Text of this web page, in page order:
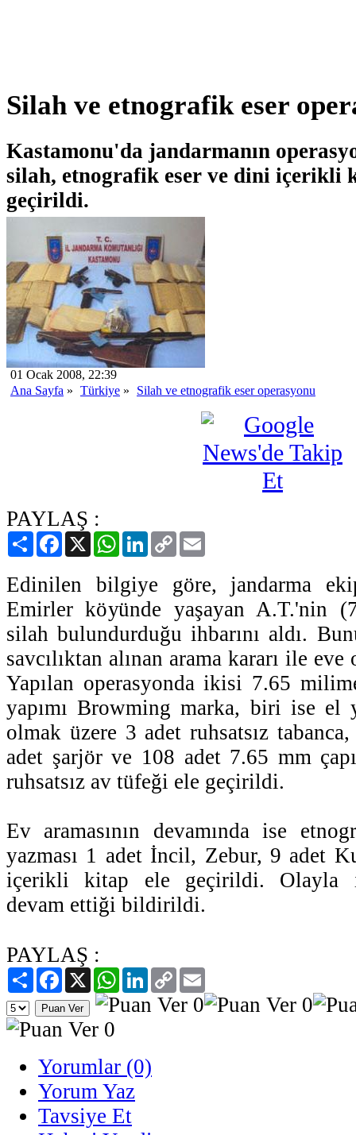
Silah ve etnografik eser
Kastamonu'da jandarmanın
silah, etnografik eser ve dini içerikli
geçirildi.
01 Ocak 2008, 22:39
Ana Sayfa » Türkiye » Silah ve etnografik eser operasyonu
PAYLAŞ :
PaylaşFacebook
X WhatsAppLinkedIn
Copy
Link
Edinilen bilgiye göre, jandarma
Emirler köyünde yaşayan A.T.'nin
silah bulundurduğu ihbarını aldı.
savcılıktan alınan arama kararı ile
Yapılan operasyonda ikisi 7.65
yapımı Browming marka, biri ise el
olmak üzere 3 adet ruhsatsız
adet şarjör ve 108 adet 7.65 mm
ruhsatsız av tüfeği ele geçirildi.
Ev aramasının devamında ise
yazması 1 adet İncil, Zebur, 9 adet
içerikli kitap ele geçirildi. Olayla
devam ettiği bildirildi.
PAYLAŞ :
PaylaşFacebook
X WhatsAppLinkedIn
Copy
Link
Yorumlar (0)
Yorum Yaz
Tavsiye Et